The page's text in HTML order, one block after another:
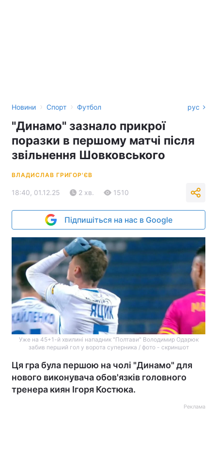
Новини › Спорт › Футбол рус
"Динамо" зазнало прикрої
поразки в першому матчі після
звільнення Шовковського
ВЛАДИСЛАВ ГРИГОР'ЄВ
18:40, 01.12.25 2 хв. 1510
Підпишіться на нас в Google
Уже на 45+1-й хвилині нападник "Полтави" Володимир Одарюк
забив перший гол у ворота суперника / фото - скриншот
Ця гра була першою на чолі "Динамо" для
нового виконувача обов'язків головного
тренера киян Ігоря Костюка.
Реклама